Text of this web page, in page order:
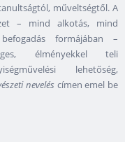
műveltségtől. A
– mind alkotás, mind
formájában –
élményekkel teli
lehetőség,
nevelés címen emel be